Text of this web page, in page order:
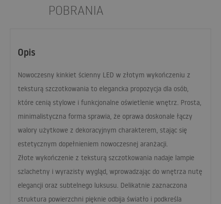
POBRANIA
Opis
Nowoczesny kinkiet ścienny LED w złotym wykończeniu z
teksturą szczotkowania to elegancka propozycja dla osób,
które cenią stylowe i funkcjonalne oświetlenie wnętrz. Prosta,
minimalistyczna forma sprawia, że oprawa doskonale łączy
walory użytkowe z dekoracyjnym charakterem, stając się
estetycznym dopełnieniem nowoczesnej aranżacji.
Złote wykończenie z teksturą szczotkowania nadaje lampie
szlachetny i wyrazisty wygląd, wprowadzając do wnętrza nutę
elegancji oraz subtelnego luksusu. Delikatnie zaznaczona
struktura powierzchni pięknie odbija światło i podkreśla